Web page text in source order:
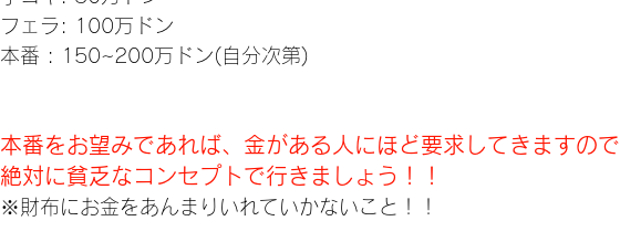
フェラ: 100万ドン
本番 : 150~200万ドン(自分次第)
本番をお望みであれば、金がある人にほど要求してきますので
絶対に貧乏なコンセプトで行きましょう！！
※財布にお金をあんまりいれていかないこと！！